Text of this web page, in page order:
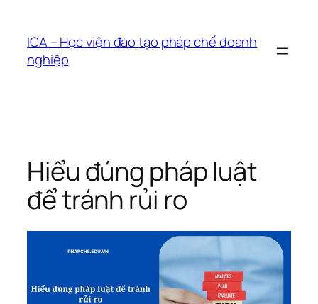
phầnICA – Học viện đào tạo pháp chế doanh
nghiệp
Hiểu đúng pháp luật
để tránh rủi ro